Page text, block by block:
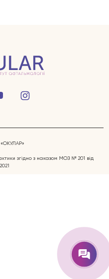
очей
згідно з наказом МОЗ № 201 від